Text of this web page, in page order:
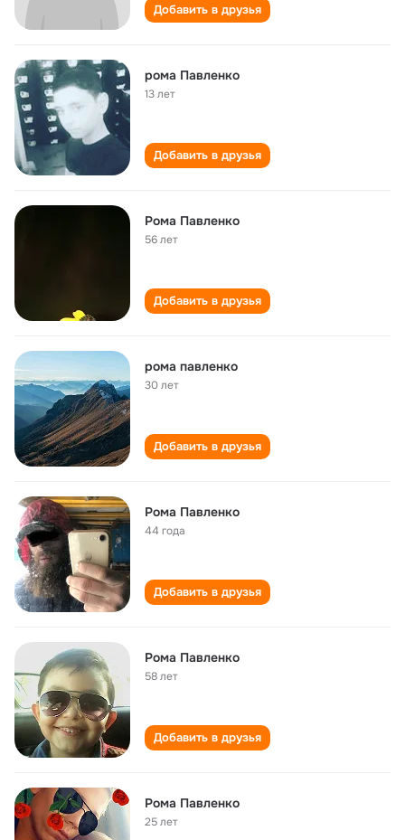
Добавить в друзья
рома Павленко
13 лет
Добавить в друзья
Рома Павленко
56 лет
Добавить в друзья
рома павленко
30 лет
Добавить в друзья
Рома Павленко
44 года
Добавить в друзья
Рома Павленко
58 лет
Добавить в друзья
Рома Павленко
25 лет